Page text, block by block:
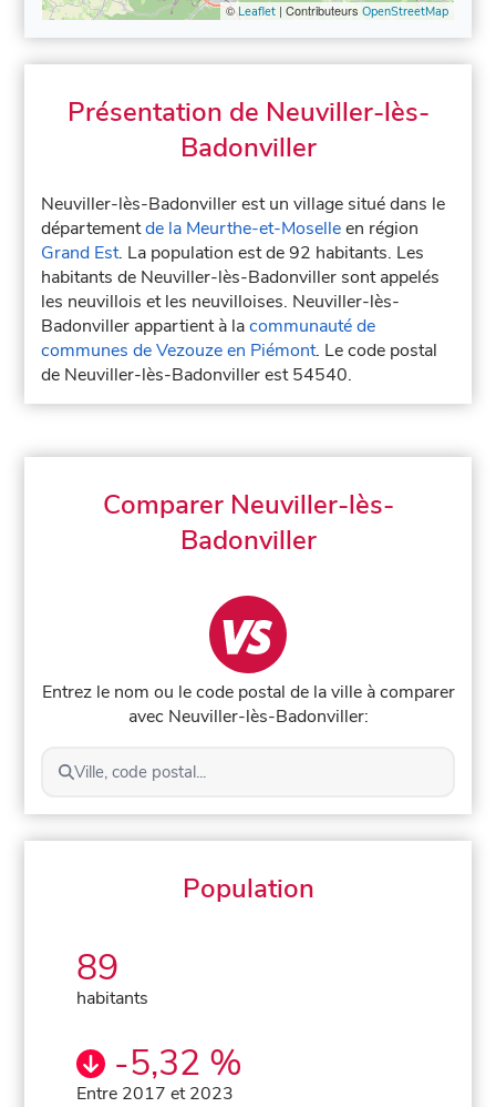
© Leaflet| Contributeurs OpenStreetMap
Présentation de Neuviller-lès-
Badonviller
Neuviller-lès-Badonviller est un village situé dans le
départementde la Meurthe-et-Moselleen région
Grand Est. La population est de 92 habitants. Les
habitants de Neuviller-lès-Badonviller sont appelés
les neuvillois et les neuvilloises. Neuviller-lès-
Badonviller appartient à lacommunauté de
communes de Vezouze en Piémont. Le code postal
de Neuviller-lès-Badonviller est 54540.
Comparer Neuviller-lès-
Badonviller
Entrez le nom ou le code postal de la ville à comparer
avec Neuviller-lès-Badonviller:
Ville, code postal...
Population
89
habitants
-5,32 %
Entre 2017 et 2023